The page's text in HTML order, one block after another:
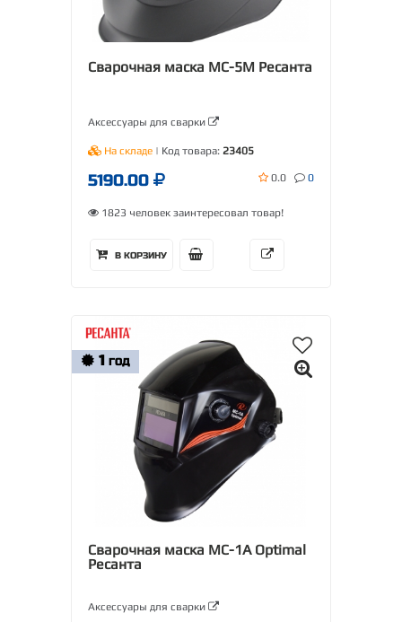
Сварочная маска МС-5М Ресанта
Аксессуары для сварки
На складе | Код товара: 23405
5190.00 0.0 0
1823 человек заинтересовал товар!
В КОРЗИНУ
1 ГОД
Сварочная маска МС-1А Optimal
Ресанта
Аксессуары для сварки